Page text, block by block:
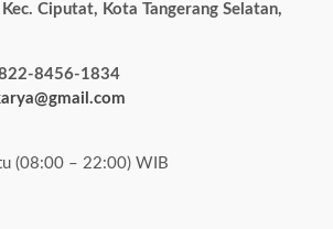
Kec. Ciputat, Kota Tangerang Selatan,
8456-1834
(08:00 – 22:00) WIB